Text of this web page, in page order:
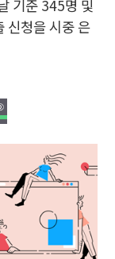
기준 345명 및
신청을 시중 은